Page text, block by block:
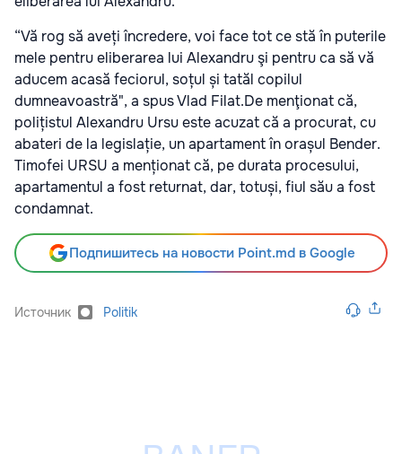
“Vă rog să aveți încredere, voi face tot ce stă în puterile
mele pentru eliberarea lui Alexandru şi pentru ca să vă
aducem acasă feciorul, soțul și tatăl copilul
dumneavoastră", a spus Vlad Filat.De menţionat că,
polițistul Alexandru Ursu este acuzat că a procurat, cu
abateri de la legislație, un apartament în orașul Bender.
Timofei URSU a menționat că, pe durata procesului,
apartamentul a fost returnat, dar, totuși, fiul său a fost
condamnat.
Подпишитесь на новости Point.md в Google
Источник Politik